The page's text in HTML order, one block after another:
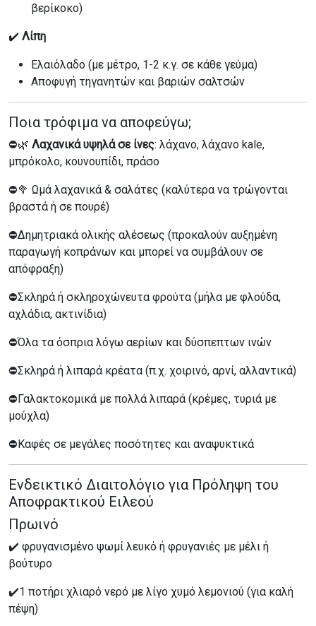
βερίκοκο)
✔️ Λίπη
Ελαιόλαδο (με μέτρο, 1-2 κ.γ. σε κάθε γεύμα)
Αποφυγή τηγανητών και βαριών σαλτσών
Ποια τρόφιμα να αποφεύγω;
⛔🌿 Λαχανικά υψηλά σε ίνες: λάχανο, λάχανο kale,
μπρόκολο, κουνουπίδι, πράσο
⛔🥦 Ωμά λαχανικά & σαλάτες (καλύτερα να τρώγονται
βραστά ή σε πουρέ)
⛔Δημητριακά ολικής αλέσεως (προκαλούν αυξημένη
παραγωγή κοπράνων και μπορεί να συμβάλουν σε
απόφραξη)
⛔Σκληρά ή σκληροχώνευτα φρούτα (μήλα με φλούδα,
αχλάδια, ακτινίδια)
⛔Όλα τα όσπρια λόγω αερίων και δύσπεπτων ινών
⛔Σκληρά ή λιπαρά κρέατα (π.χ. χοιρινό, αρνί, αλλαντικά)
⛔Γαλακτοκομικά με πολλά λιπαρά (κρέμες, τυριά με
μούχλα)
⛔Καφές σε μεγάλες ποσότητες και αναψυκτικά
Ενδεικτικό Διαιτολόγιο για Πρόληψη του
Αποφρακτικού Ειλεού
Πρωινό
✔️ φρυγανισμένο ψωμί λευκό ή φρυγανιές με μέλι ή
βούτυρο
✔️1 ποτήρι χλιαρό νερό με λίγο χυμό λεμονιού (για καλή
πέψη)